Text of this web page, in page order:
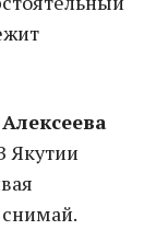
Якутии